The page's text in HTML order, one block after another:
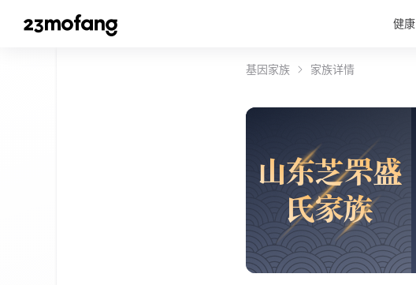
健康
基因家族 家族详情
山东芝罘盛
氏家族